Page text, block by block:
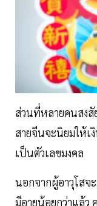
ส่วนที่หลายคนสงสั
สายจีนจะนิยมให้เ
เป็นตัวเลขมงคล
นอกจากผู้อาวุโสจ
มีอายุน้อยกว่าแล้ว